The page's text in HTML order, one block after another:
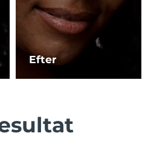
Efter
Förväntad leverans 8/10/26
Förväntad leverans